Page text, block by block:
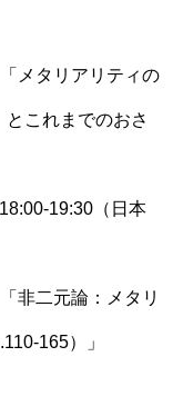
メタリアリティの
これまでのおさ
19:30（日本
非二元論：メタリ
165）」